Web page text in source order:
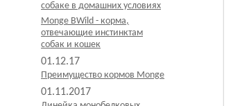
собаке в домашних условиях
Monge BWild - корма,
отвечающие инстинктам
собак и кошек
01.12.17
Преимущество кормов Monge
01.11.2017